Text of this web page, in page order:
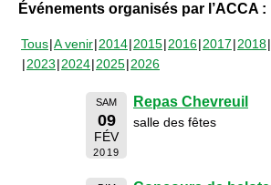
Événements organisés par l’ACCA :
Tous A venir 2014 2015 2016 2017 2018
2023 2024 2025 2026
SAM
09
FÉV
2019
Repas Chevreuil
salle des fêtes